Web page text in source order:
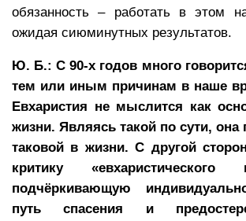
обязанность – работать в этом
ожидая сиюминутных результатов.
Ю. Б.: С 90-х годов много
тем или иным причинам в наше
Евхаристия не мыслится как
жизни. Являясь такой по сути, она
таковой в жизни. С другой
критику «евхаристического
подчёркивающую
путь спасения и